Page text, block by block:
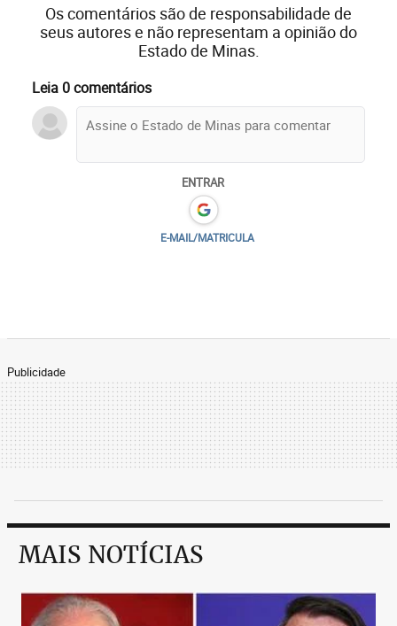
Os comentários são de responsabilidade de
seus autores e não representam a opinião do
Estado de Minas.
Leia 0 comentários
ENTRAR
E-MAIL/MATRICULA
Publicidade
MAIS NOTÍCIAS